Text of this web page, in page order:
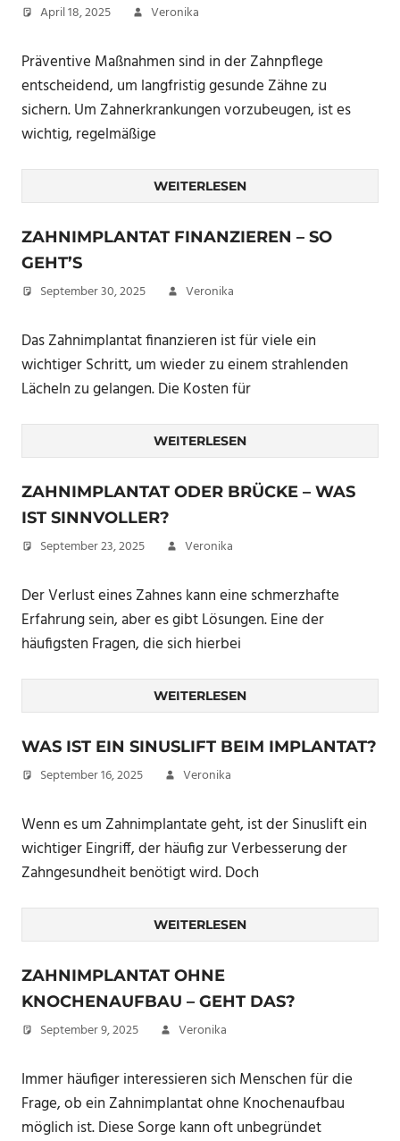
April 18, 2025 Veronika
Präventive Maßnahmen sind in der Zahnpflege
entscheidend, um langfristig gesunde Zähne zu
sichern. Um Zahnerkrankungen vorzubeugen, ist es
wichtig, regelmäßige
WEITERLESEN
ZAHNIMPLANTAT FINANZIEREN – SO
GEHT’S
September 30, 2025 Veronika
Das Zahnimplantat finanzieren ist für viele ein
wichtiger Schritt, um wieder zu einem strahlenden
Lächeln zu gelangen. Die Kosten für
WEITERLESEN
ZAHNIMPLANTAT ODER BRÜCKE – WAS
IST SINNVOLLER?
September 23, 2025 Veronika
Der Verlust eines Zahnes kann eine schmerzhafte
Erfahrung sein, aber es gibt Lösungen. Eine der
häufigsten Fragen, die sich hierbei
WEITERLESEN
WAS IST EIN SINUSLIFT BEIM IMPLANTAT?
September 16, 2025 Veronika
Wenn es um Zahnimplantate geht, ist der Sinuslift ein
wichtiger Eingriff, der häufig zur Verbesserung der
Zahngesundheit benötigt wird. Doch
WEITERLESEN
ZAHNIMPLANTAT OHNE
KNOCHENAUFBAU – GEHT DAS?
September 9, 2025 Veronika
Immer häufiger interessieren sich Menschen für die
Frage, ob ein Zahnimplantat ohne Knochenaufbau
möglich ist. Diese Sorge kann oft unbegründet